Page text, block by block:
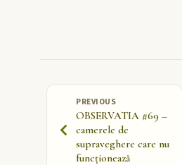
PREVIOUS
OBSERVATIA #69 –
camerele de
supraveghere care nu
funcționează